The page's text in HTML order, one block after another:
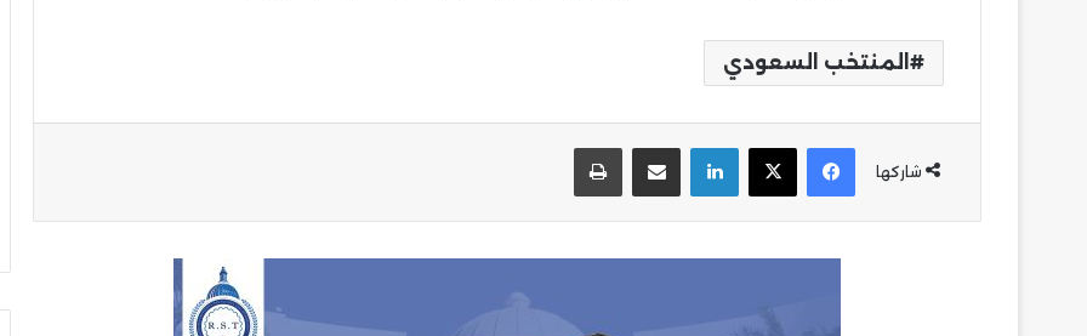
المنتخب السعودي
شاركها
فيسبوك
‫X لينكدإن مشاركة عبر البريد طباعة